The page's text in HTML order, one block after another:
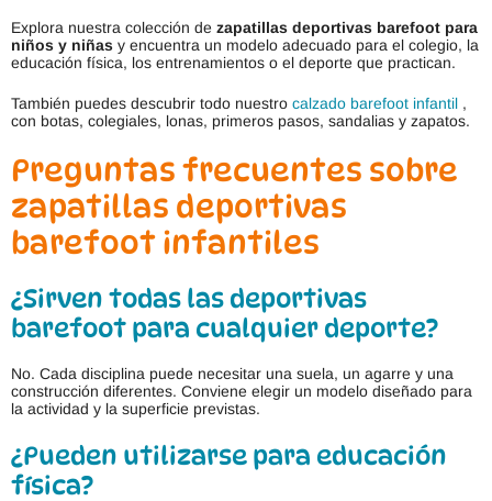
Explora nuestra colección de zapatillas deportivas barefoot para
niños y niñas y encuentra un modelo adecuado para el colegio, la
educación física, los entrenamientos o el deporte que practican.
También puedes descubrir todo nuestro calzado barefoot infantil ,
con botas, colegiales, lonas, primeros pasos, sandalias y zapatos.
Preguntas frecuentes sobre
zapatillas deportivas
barefoot infantiles
¿Sirven todas las deportivas
barefoot para cualquier deporte?
No. Cada disciplina puede necesitar una suela, un agarre y una
construcción diferentes. Conviene elegir un modelo diseñado para
la actividad y la superficie previstas.
¿Pueden utilizarse para educación
física?